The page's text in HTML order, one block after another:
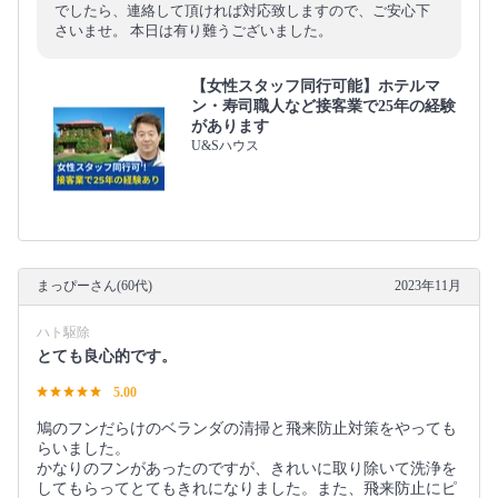
でしたら、連絡して頂ければ対応致しますので、ご安心下
さいませ。 本日は有り難うございました。
【女性スタッフ同行可能】ホテルマ
ン・寿司職人など接客業で25年の経験
があります
U&Sハウス
まっぴーさん(60代) 2023年11月
ハト駆除
とても良心的です。
5.00
鳩のフンだらけのベランダの清掃と飛来防止対策をやっても
らいました。
かなりのフンがあったのですが、きれいに取り除いて洗浄を
してもらってとてもきれになりました。また、飛来防止にピ